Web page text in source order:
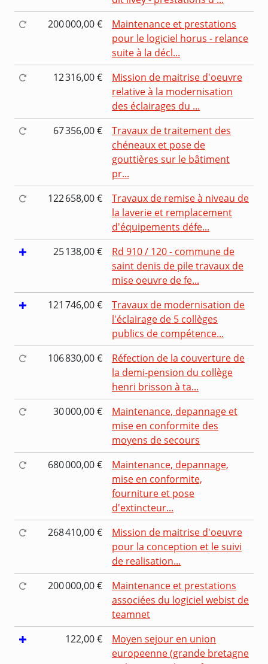
200 000,00 €
Maintenance et prestations
pour le logiciel horus - relance
suite à la décl...
12 316,00 €
Mission de maitrise d'oeuvre
relative à la modernisation
des éclairages du ...
67 356,00 €
Travaux de traitement des
chéneaux et pose de
gouttières sur le bâtiment
pr...
122 658,00 €
Travaux de remise à niveau de
la laverie et remplacement
d'équipements défe...
25 138,00 €
Rd 910 / 120 - commune de
saint denis de pile travaux de
mise oeuvre de fe...
121 746,00 €
Travaux de modernisation de
l'éclairage de 5 collèges
publics de compétence...
106 830,00 €
Réfection de la couverture de
la demi-pension du collège
henri brisson à ta...
30 000,00 €
Maintenance, depannage et
mise en conformite des
moyens de secours
680 000,00 €
Maintenance, depannage,
mise en conformite,
fourniture et pose
d'extincteur...
268 410,00 €
Mission de maitrise d'oeuvre
pour la conception et le suivi
de realisation...
200 000,00 €
Maintenance et prestations
associées du logiciel webist de
teamnet
122,00 €
Moyen sejour en union
europeenne (grande bretagne